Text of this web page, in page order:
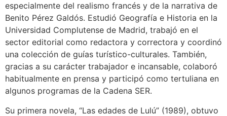
especialmente del realismo francés y de la narrativa de
Benito Pérez Galdós. Estudió Geografía e Historia en la
Universidad Complutense de Madrid, trabajó en el
sector editorial como redactora y correctora y coordinó
una colección de guías turístico-culturales. También,
gracias a su carácter trabajador e incansable, colaboró
habitualmente en prensa y participó como tertuliana en
algunos programas de la Cadena SER.
Su primera novela, “Las edades de Lulú” (1989), obtuvo